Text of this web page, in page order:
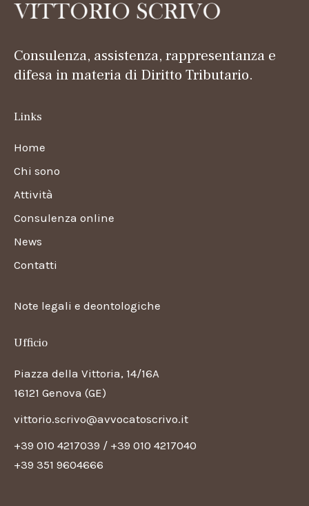
Consulenza, assistenza, rappresentanza e
difesa in materia di Diritto Tributario.
Links
Home
Chi sono
Attività
Consulenza online
News
Contatti
Note legali e deontologiche
Ufficio
Piazza della Vittoria, 14/16A
16121 Genova (GE)
vittorio.scrivo@avvocatoscrivo.it
+39 010 4217039 / +39 010 4217040
+39 351 9604666